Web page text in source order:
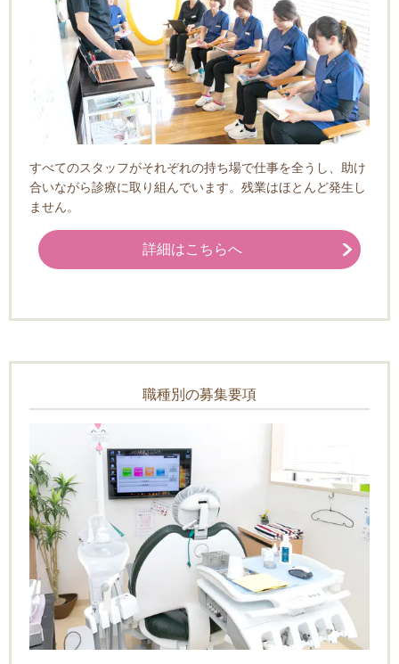
すべてのスタッフがそれぞれの持ち場で仕事を全うし、助け
合いながら診療に取り組んでいます。残業はほとんど発生し
ません。
詳細はこちらへ
職種別の募集要項